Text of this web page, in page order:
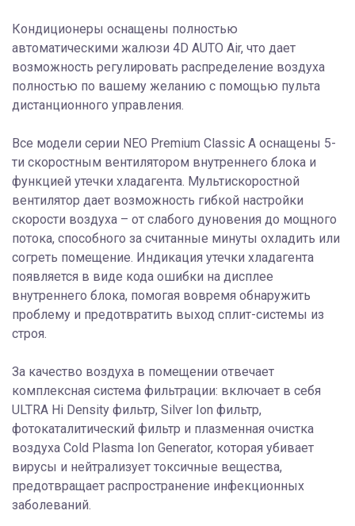
Кондиционеры оснащены полностью
автоматическими жалюзи 4D AUTO Air, что дает
возможность регулировать распределение воздуха
полностью по вашему желанию с помощью пульта
дистанционного управления.
Все модели серии NEO Premium Classic A оснащены 5-
ти скоростным вентилятором внутреннего блока и
функцией утечки хладагента. Мультискоростной
вентилятор дает возможность гибкой настройки
скорости воздуха – от слабого дуновения до мощного
потока, способного за считанные минуты охладить или
согреть помещение. Индикация утечки хладагента
появляется в виде кода ошибки на дисплее
внутреннего блока, помогая вовремя обнаружить
проблему и предотвратить выход сплит-системы из
строя.
За качество воздуха в помещении отвечает
комплексная система фильтрации: включает в себя
ULTRA Hi Density фильтр, Silver Ion фильтр,
фотокаталитический фильтр и плазменная очистка
воздуха Cold Plasma Ion Generator, которая убивает
вирусы и нейтрализует токсичные вещества,
предотвращает распространение инфекционных
заболеваний.